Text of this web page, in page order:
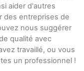
aider d'autres
des entreprises de
nous suggérer
qualité avec
travaillé, ou vous
un professionnel !